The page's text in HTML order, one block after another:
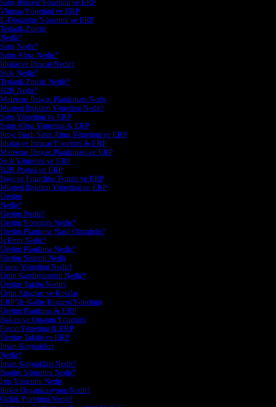
Satış Bütçesi Yönetimi ve ERP
Virman Yönetimi ve ERP
E-Dönüşüm Yönetimi ve ERP
Tedarik Zinciri
Nedir?
Satış Nedir?
Satın Alma Nedir?
İthalat ve İhracat Nedir?
Stok Nedir?
Tedarik Zinciri Nedir?
B2B Nedir?
Malzeme İhtiyaç Planlaması Nedir
Müşteri İlişkileri Yönetimi Nedir?
Satış Yönetimi ve ERP
Satın Alma Yönetimi & ERP
Proje Bazlı Satın Alma Yönetimi ve ERP
İthalat ve İhracat Yönetimi & ERP
Malzeme İhtiyaç Planlaması ve ERP
Stok Yönetimi ve ERP
B2B Portalı ve ERP
Bayi ve Franchise Portalı ve ERP
Müşteri İlişkileri Yönetimi ve ERP
Üretim
Nedir?
Üretim Nedir?
Üretim Yönetimi Nedir?
Üretim Planlama Nasıl Olmalıdır?
İş Emri Nedir?
Üretim Planlama Nedir?
Üretim Sistemi Nedir
Fason Yönetimi Nedir?
Ürün Konfigüratörü Nedir?
Üretim Takibi Nedir?
Ürün Ağaçları ve Rotalar
ERP’de Kalite Kontrol Yönetimi
Üretim Planlama & ERP
Bakım ve Onarım Yönetimi
Fason Yönetimi & ERP
Üretim Takibi ve ERP
İnsan Kaynakları
Nedir?
İnsan Kaynakları Nedir?
Bordro Yönetimi Nedir?
İzin Yönetimi Nedir
Şirket Organizasyonu Nedir?
Özlük Yönetimi Nedir?